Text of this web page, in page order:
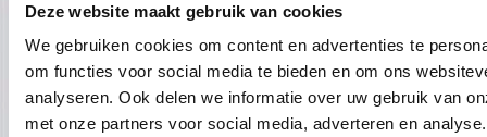
Deze website maakt gebruik van cookies
We gebruiken cookies om content en advertenties te
om functies voor social media te bieden en om ons
analyseren. Ook delen we informatie over uw gebruik van
met onze partners voor social media, adverteren en